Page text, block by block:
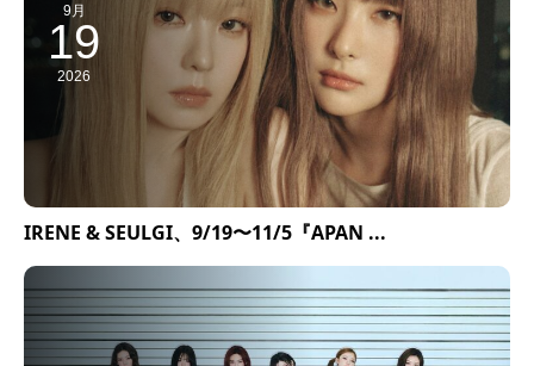
9月
19
2026
IRENE & SEULGI、9/19〜11/5『APAN ...